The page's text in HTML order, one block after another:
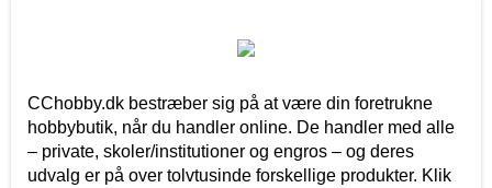
CChobby.dk bestræber sig på at være din foretrukne
hobbybutik, når du handler online. De handler med alle
– private, skoler/institutioner og engros – og deres
udvalg er på over tolvtusinde forskellige produkter. Klik